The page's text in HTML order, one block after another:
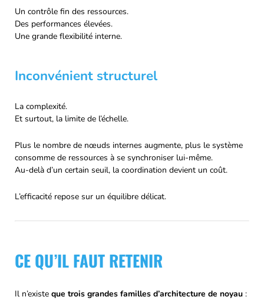
Un contrôle fin des ressources.
Des performances élevées.
Une grande flexibilité interne.
Inconvénient structurel
La complexité.
Et surtout, la limite de l’échelle.
Plus le nombre de nœuds internes augmente, plus le système
consomme de ressources à se synchroniser lui-même.
Au-delà d’un certain seuil, la coordination devient un coût.
L’efficacité repose sur un équilibre délicat.
CE QU’IL FAUT RETENIR
Il n’existe que trois grandes familles d’architecture de noyau :